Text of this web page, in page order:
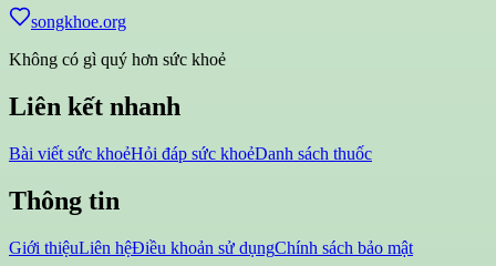
songkhoe.org
Không có gì quý hơn sức khoẻ
Liên kết nhanh
Bài viết sức khoẻHỏi đáp sức khoẻDanh sách thuốc
Thông tin
Giới thiệuLiên hệĐiều khoản sử dụngChính sách bảo mật